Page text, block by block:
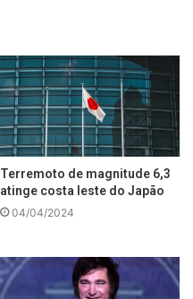
Terremoto de magnitude 6,3
atinge costa leste do Japão
04/04/2024